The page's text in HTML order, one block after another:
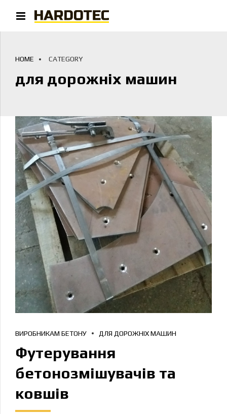
HOME CATEGORY
для дорожніх машин
ВИРОБНИКАМ БЕТОНУ ДЛЯ ДОРОЖНІХ МАШИН
Футерування
бетонозмішувачів та
ковшів